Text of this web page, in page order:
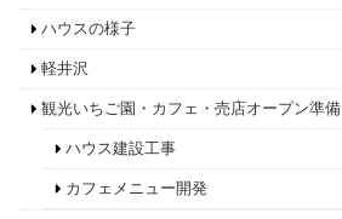
ハウスの様子
軽井沢
観光いちご園・カフェ・売店オープン準備
ハウス建設工事
カフェメニュー開発